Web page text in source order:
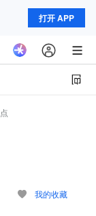
打开 APP
我的收藏